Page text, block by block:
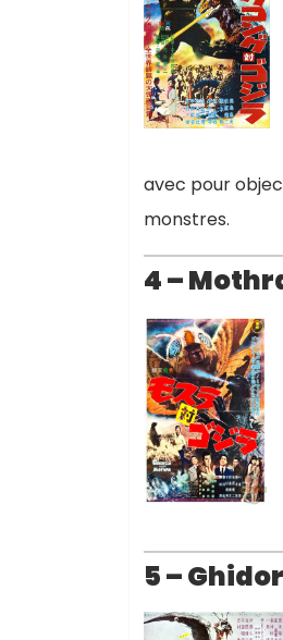
avec pour
monstres.
4 –
5 –